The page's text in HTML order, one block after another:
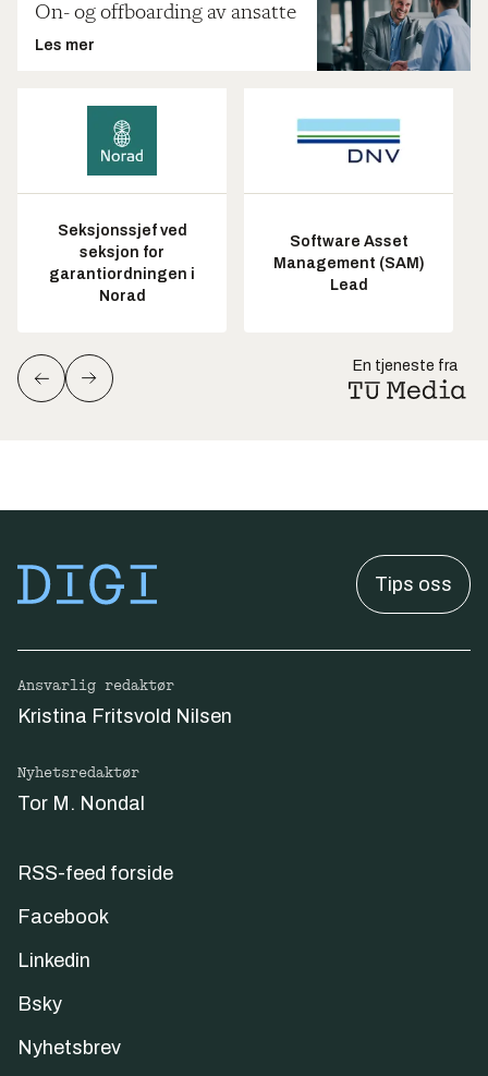
On- og offboarding av ansatte
Les mer
Seksjonssjef ved
seksjon for
garantiordningen i
Norad
Software Asset
Management (SAM)
Lead
En tjeneste fra
Tips oss
Ansvarlig redaktør
Kristina Fritsvold Nilsen
Nyhetsredaktør
Tor M. Nondal
RSS-feed forside
Facebook
Linkedin
Bsky
Nyhetsbrev